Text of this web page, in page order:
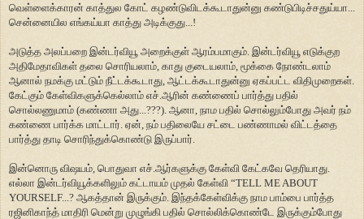
வெள்ளைக்காரன் காத்துல கோட் கழண்டுவிடக்கூடாதுன்னு கண்டுபிடிச்சதுய்யா...
சென்னையில எங்கய்யா காத்து அடிக்குது...!
அடுத்த அலப்பறை இன்டர்வியூ அறைக்குள் ஆரம்பமாகும். இன்டர்வியூ எடுக்குற
அதிமேதாவிகள் தலை சொரியலாம், காது குடையலாம், மூக்கை நோண்டலாம்
ஆனால் நமக்கு மட்டும் நீட்டக்கூடாது, ஆட்டக்கூடாதுன்னு ஏகப்பட்ட விதிமுறைகள்.
கேட்கும் கேள்விகளுக்கெல்லாம் எச்.ஆரின் கண்ணைப் பார்த்து பதில்
சொல்லணுமாம் (கண்ணா அது...???). ஆனா, நாம பதில் சொல்லும்போது அவர் நம்
கண்ணை பார்க்க மாட்டார். ஏன், நம் பதிலையே சட்டை பண்ணாமல் விட்டத்தை
பார்த்து தாடி சொரிந்துக்கொண்டு இருப்பார்.
இன்னொரு விஷயம், பொதுவா எச்.ஆர்களுக்கு கேள்வி கேட்கவே தெரியாது.
எல்லா இன்டர்வியூக்களிலும் கட்டாயம் முதல் கேள்வி “TELL ME ABOUT
YOURSELF...? ஆகத்தான் இருக்கும். இந்தக்கேள்விக்கு நாம பாம்பை பார்த்த
ரஜினிகாந்த் மாதிரி மென்று முழுங்கி பதில் சொல்லிக்கொண்டே இருக்கும்போது